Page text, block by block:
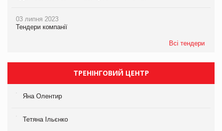
03 липня 2023
Тендери компанії
Всі тендери
ТРЕНІНГОВИЙ ЦЕНТР
Яна Олентир
Тетяна Ільєнко